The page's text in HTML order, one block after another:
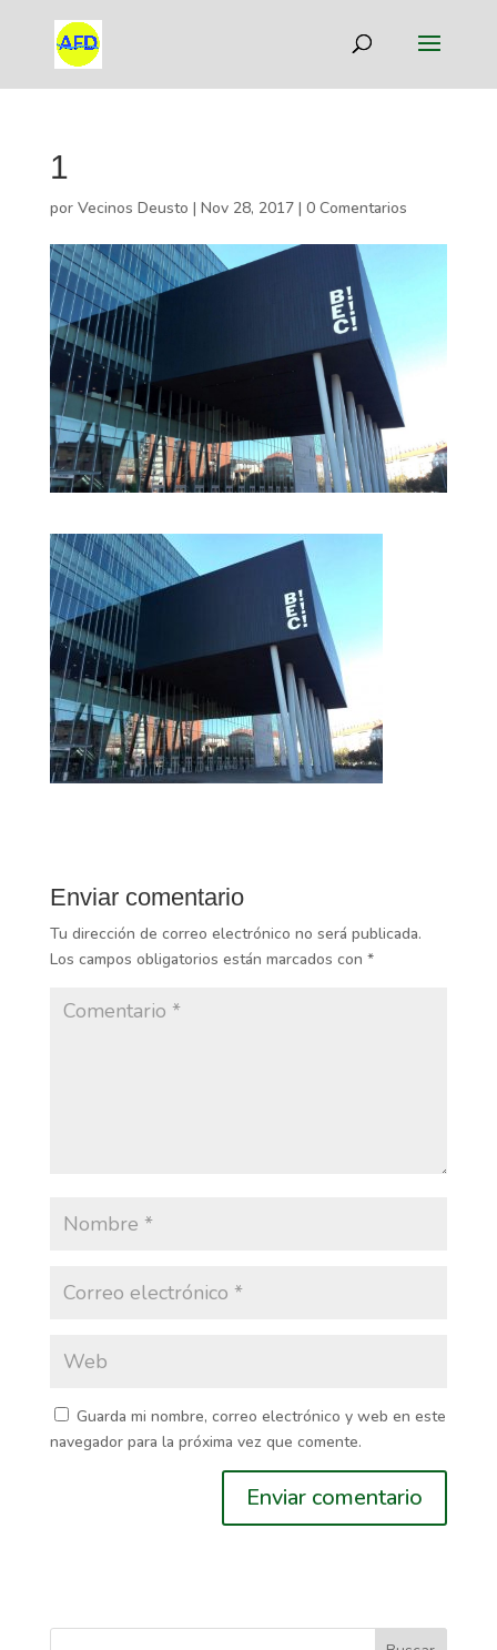
1
por Vecinos Deusto | Nov 28, 2017| 0 Comentarios
Enviar comentario
Tu dirección de correo electrónico no será publicada.
Los campos obligatorios están marcados con *
Guarda mi nombre, correo electrónico y web en este
navegador para la próxima vez que comente.